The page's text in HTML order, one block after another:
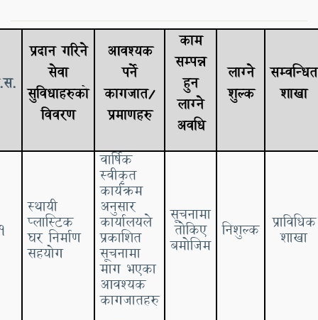
प्रदान गरिने
सेवा
सुविधाहरुको
विवरण
आवश्यक
पर्ने
कागजात/
प्रमाणहरु
काम
सम्पन्न
हुन
लाग्ने
अवधि
लाग्ने
शुल्क
सम्वन्धित
शाखा
स्थायी
प्लास्टिक
घर निर्माण
सहयोग
वार्षिक
स्वीकृत
कार्यक्रम
अनुसार
कार्यालयले
प्रकाशित
सूचनामा
माग भएका
आवश्यक
कागजातहरु
सूचनामा
तोकिए
बमोजिम
निशुल्क प्राविधिक
शाखा